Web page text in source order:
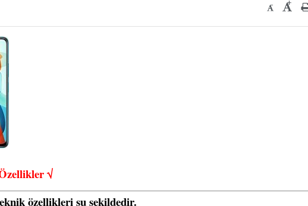
- +
llikler √
özellikleri şu şekildedir.